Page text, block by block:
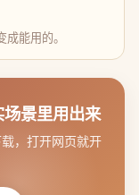
能用的。
景里用出来
，打开网页就开